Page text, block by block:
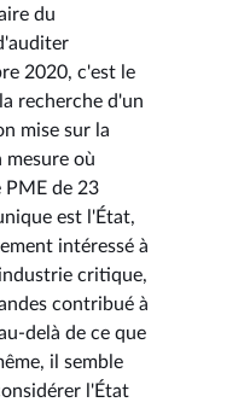
du
2020, c'est le
recherche d'un
mise sur la
mesure où
PME de 23
est l'État,
intéressé à
critique,
contribué à
delà de ce que
il semble
l'État